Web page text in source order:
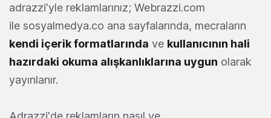
adrazzi'yle reklamlarınız; Webrazzi.com
ile sosyalmedya.co ana sayfalarında, mecraların
kendi içerik formatlarında ve kullanıcının hali
hazırdaki okuma alışkanlıklarına uygun olarak
yayınlanır.